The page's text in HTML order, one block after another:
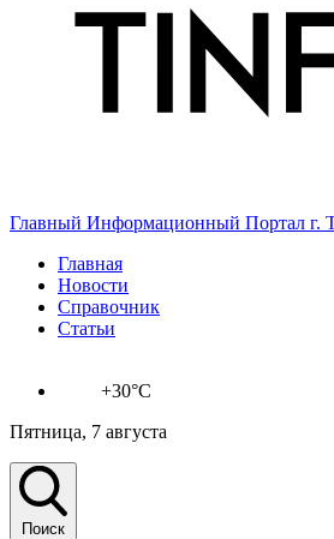
Главный Информационный Портал г.
Главная
Новости
Справочник
Статьи
+30°C
Пятница, 7 августа
Поиск